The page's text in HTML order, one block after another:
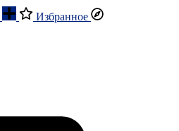
Избранное